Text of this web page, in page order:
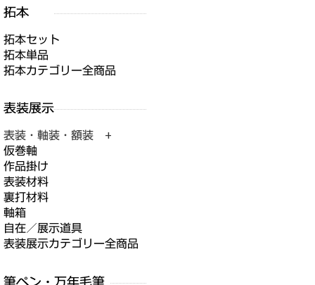
拓本セット
拓本単品
拓本カテゴリー全商品
表装・軸装・額装 +
仮巻軸
作品掛け
表装材料
裏打材料
軸箱
自在／展示道具
表装展示カテゴリー全商品